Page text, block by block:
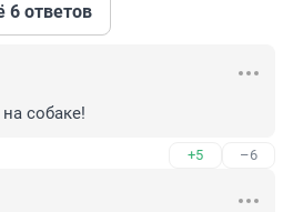
6 ответов
собаке!
+5 –6